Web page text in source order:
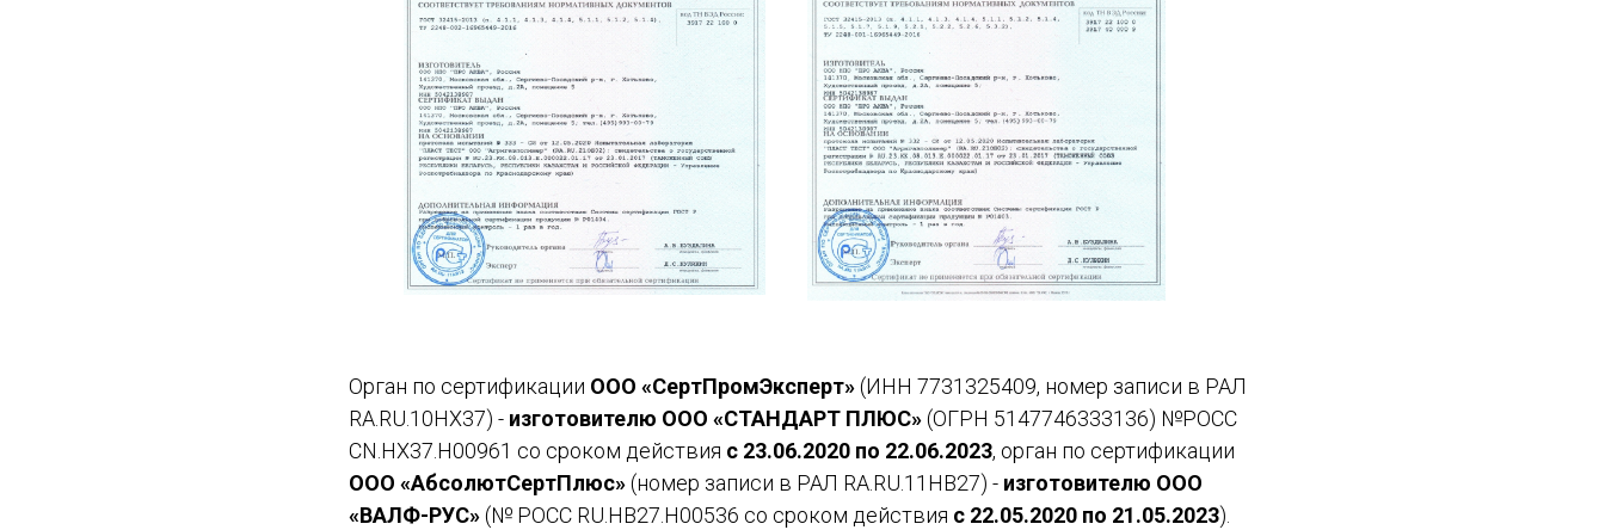
Орган по сертификации ООО «СертПромЭксперт»(ИНН 7731325409, номер записи в РАЛ
RA.RU.10НХ37) - изготовителю ООО «СТАНДАРТ ПЛЮС»(ОГРН 5147746333136) №РОСС
CN.НХ37.Н00961 со сроком действия с 23.06.2020 по 22.06.2023, орган по сертификации
ООО «АбсолютСертПлюс»(номер записи в РАЛ RA.RU.11НВ27) - изготовителю ООО
«ВАЛФ-РУС»(№ РОСС RU.НВ27.Н00536 со сроком действия с 22.05.2020 по 21.05.2023).